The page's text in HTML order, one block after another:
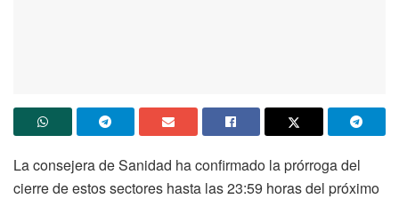
La consejera de Sanidad ha confirmado la prórroga del
cierre de estos sectores hasta las 23:59 horas del próximo